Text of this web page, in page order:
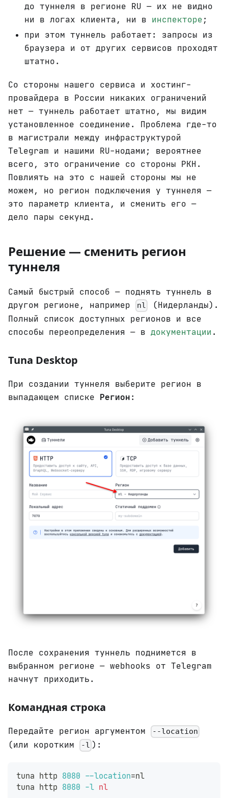
до туннеля в регионе RU — их не видно
ни в логах клиента, ни в инспекторе ;
при этом туннель работает: запросы из
браузера и от других сервисов проходят
штатно.
Со стороны нашего сервиса и хостинг-
провайдера в России никаких ограничений
нет — туннель работает штатно, мы видим
установленное соединение. Проблема где-то
в магистрали между инфраструктурой
Telegram и нашими RU-нодами; вероятнее
всего, это ограничение со стороны РКН.
Повлиять на это с нашей стороны мы не
можем, но регион подключения у туннеля —
это параметр клиента, и сменить его —
дело пары секунд.
Решение — сменить регион
туннеля
Самый быстрый способ — поднять туннель в
другом регионе, например
nl
(Нидерланды).
Полный список доступных регионов и все
способы переопределения — в документации .
Tuna Desktop
При создании туннеля выберите регион в
выпадающем списке Регион :
После сохранения туннель поднимется в
выбранном регионе — webhooks от Telegram
начнут приходить.
Командная строка
Передайте регион аргументом --location
(или коротким -l ):
tuna http 8080 --location=nl
tuna http 8080 -l nl